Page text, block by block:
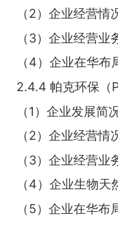
（2）企业经营情
（3）企业经营业
（4）企业在华布
2.4.4 帕克环保（
（1）企业发展简
（2）企业经营情
（3）企业经营业
（4）企业生物天
（5）企业在华布